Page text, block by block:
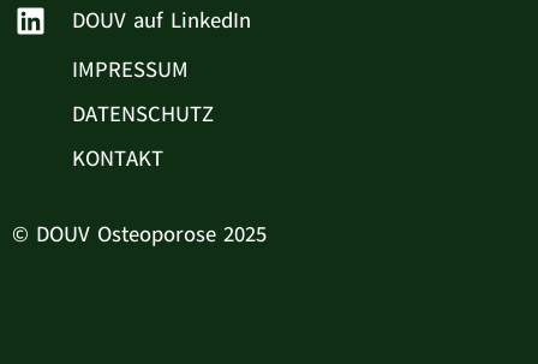
DOUV auf LinkedIn
IMPRESSUM
DATENSCHUTZ
KONTAKT
© DOUV Osteoporose 2025